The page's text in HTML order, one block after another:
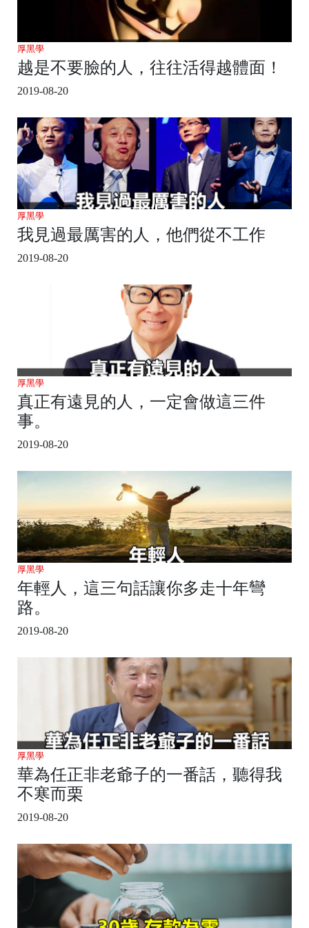
厚黑學
越是不要臉的人，往往活得越體面！
2019-08-20
厚黑學
我見過最厲害的人，他們從不工作
2019-08-20
厚黑學
真正有遠見的人，一定會做這三件
事。
2019-08-20
厚黑學
年輕人，這三句話讓你多走十年彎
路。
2019-08-20
厚黑學
華為任正非老爺子的一番話，聽得我
不寒而栗
2019-08-20